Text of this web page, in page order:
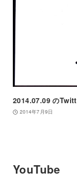
2014.07.09 の
2014年7月9日
YouTube